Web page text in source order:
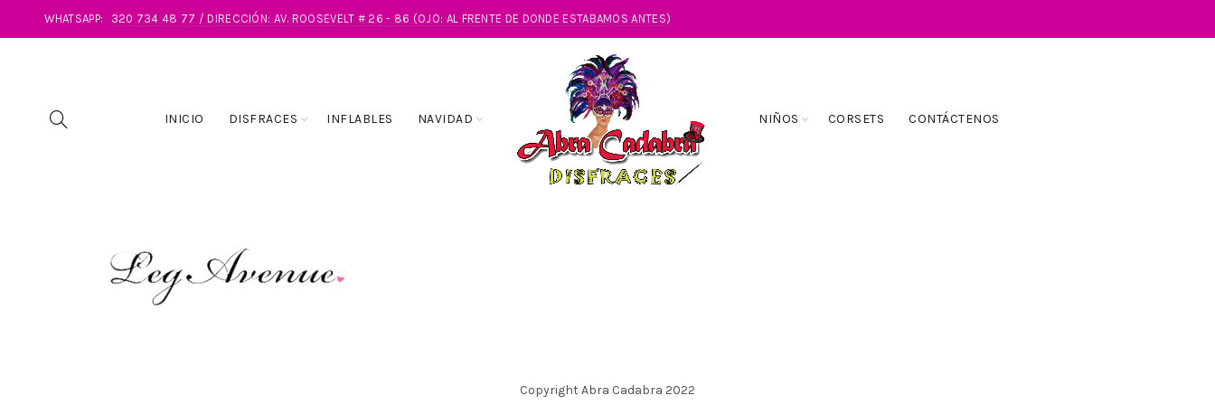
WHATSAPP: 320 734 48 77 / DIRECCIÓN: AV. ROOSEVELT # 26 - 86 (OJO: AL FRENTE DE DONDE ESTABAMOS ANTES)
INICIO DISFRACES INFLABLES NAVIDAD NIÑOS CORSETS CONTÁCTENOS
Copyright Abra Cadabra 2022